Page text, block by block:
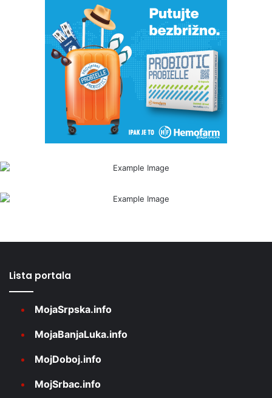
Lista portala
MojaSrpska.info
MojaBanjaLuka.info
MojDoboj.info
MojSrbac.info